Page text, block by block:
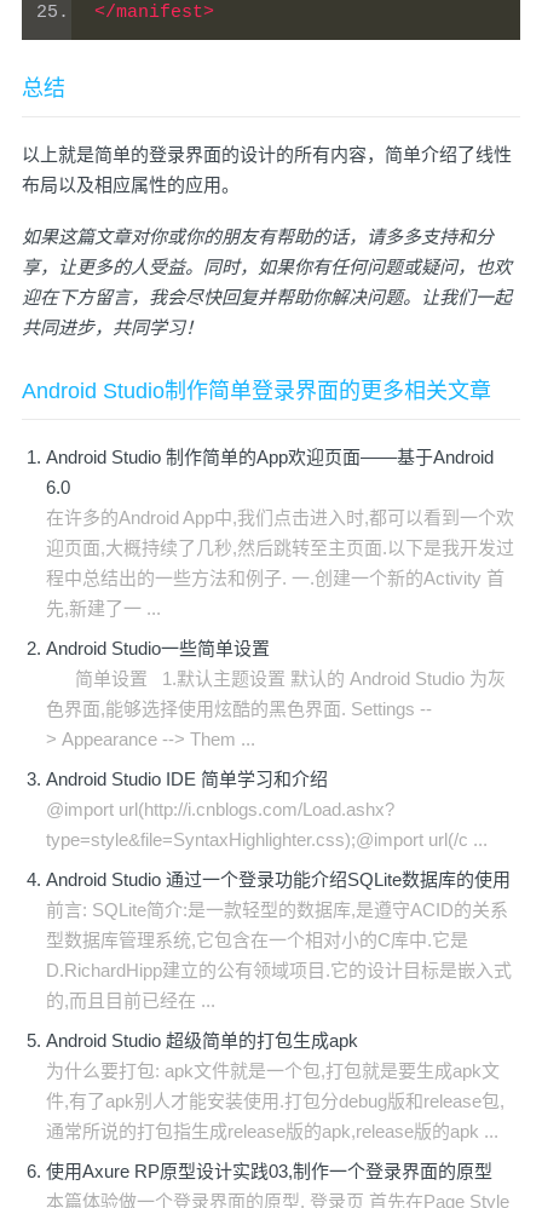
</manifest>
总结
以上就是简单的登录界面的设计的所有内容，简单介绍了线性
布局以及相应属性的应用。
如果这篇文章对你或你的朋友有帮助的话，请多多支持和分
享，让更多的人受益。同时，如果你有任何问题或疑问，也欢
迎在下方留言，我会尽快回复并帮助你解决问题。让我们一起
共同进步，共同学习！
Android Studio制作简单登录界面的更多相关文章
Android Studio 制作简单的App欢迎页面——基于Android
6.0
在许多的Android App中,我们点击进入时,都可以看到一个欢
迎页面,大概持续了几秒,然后跳转至主页面.以下是我开发过
程中总结出的一些方法和例子. 一.创建一个新的Activity 首
先,新建了一 ...
Android Studio一些简单设置
简单设置 1.默认主题设置 默认的 Android Studio 为灰
色界面,能够选择使用炫酷的黑色界面. Settings --
> Appearance --> Them ...
Android Studio IDE 简单学习和介绍
@import url(http://i.cnblogs.com/Load.ashx?
type=style&file=SyntaxHighlighter.css);@import url(/c ...
Android Studio 通过一个登录功能介绍SQLite数据库的使用
前言: SQLite简介:是一款轻型的数据库,是遵守ACID的关系
型数据库管理系统,它包含在一个相对小的C库中.它是
D.RichardHipp建立的公有领域项目.它的设计目标是嵌入式
的,而且目前已经在 ...
Android Studio 超级简单的打包生成apk
为什么要打包: apk文件就是一个包,打包就是要生成apk文
件,有了apk别人才能安装使用.打包分debug版和release包,
通常所说的打包指生成release版的apk,release版的apk ...
使用Axure RP原型设计实践03,制作一个登录界面的原型
本篇体验做一个登录界面的原型. 登录页 首先在Page Style